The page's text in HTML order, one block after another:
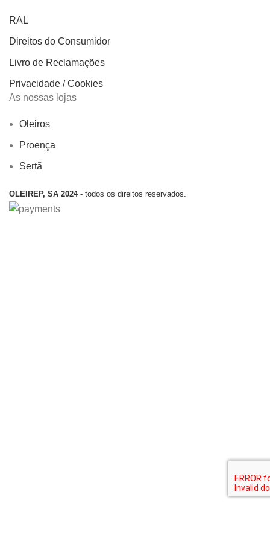
RAL
Direitos do Consumidor
Livro de Reclamações
Privacidade / Cookies
As nossas lojas
Oleiros
Proença
Sertã
OLEIREP, SA 2024 - todos os direitos reservados.